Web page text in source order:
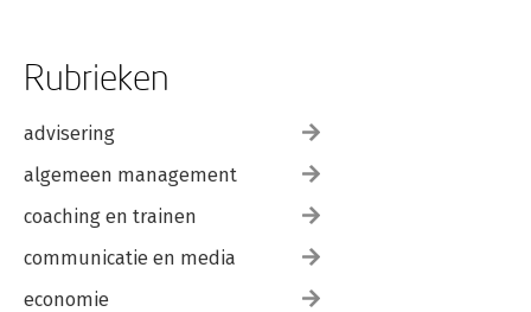
Rubrieken
advisering
algemeen management
coaching en trainen
communicatie en media
economie